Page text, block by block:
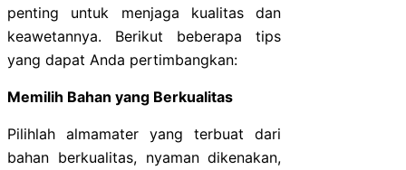
penting untuk menjaga kualitas dan
keawetannya. Berikut beberapa tips
yang dapat Anda pertimbangkan:
Memilih Bahan yang Berkualitas
Pilihlah almamater yang terbuat dari
bahan berkualitas, nyaman dikenakan,